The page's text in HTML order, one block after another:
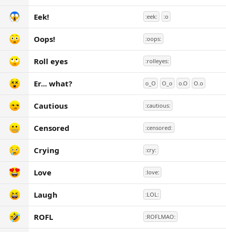
Eek! :eek: :o
Oops! :oops:
Roll eyes :rolleyes:
Er... what? o_O O_o o.O O.o
Cautious :cautious:
Censored :censored:
Crying :cry:
Love :love:
Laugh :LOL:
ROFL :ROFLMAO: